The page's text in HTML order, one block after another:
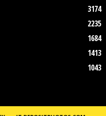
3174
2235
1684
1413
1043